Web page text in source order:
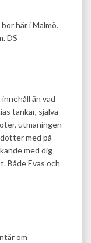
här i Malmö.
DS
än vad
tankar, själva
utmaningen
med på
med dig
Både Evas och
om